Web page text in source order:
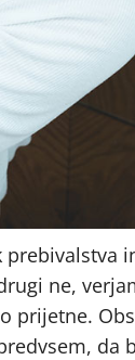
ne,
prijetne.
da